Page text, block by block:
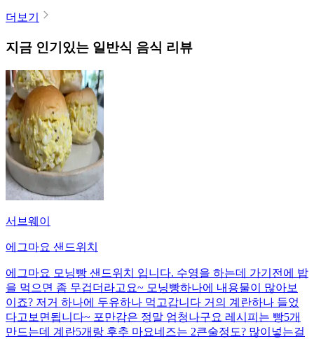
더보기
지금 인기있는 일반식 음식 리뷰
서브웨이
에그마요 샌드위치
에그마요 모닝빵 샌드위치 입니다. 수영을 하는데 가기전에 밥
을 먹으면 좀 무겁더라고요~ 모닝빵하나에 내용물이 많아보
이죠? 저거 하나에 두유하나 먹고갑니다 거의 계란하나 들었
다고보면됩니다~ 포만감은 정말 엄청나구요 레시피는 빵5개
만드는데 계란5개랑 후추 마요네즈는 2큰술정도? 많이넣는걸